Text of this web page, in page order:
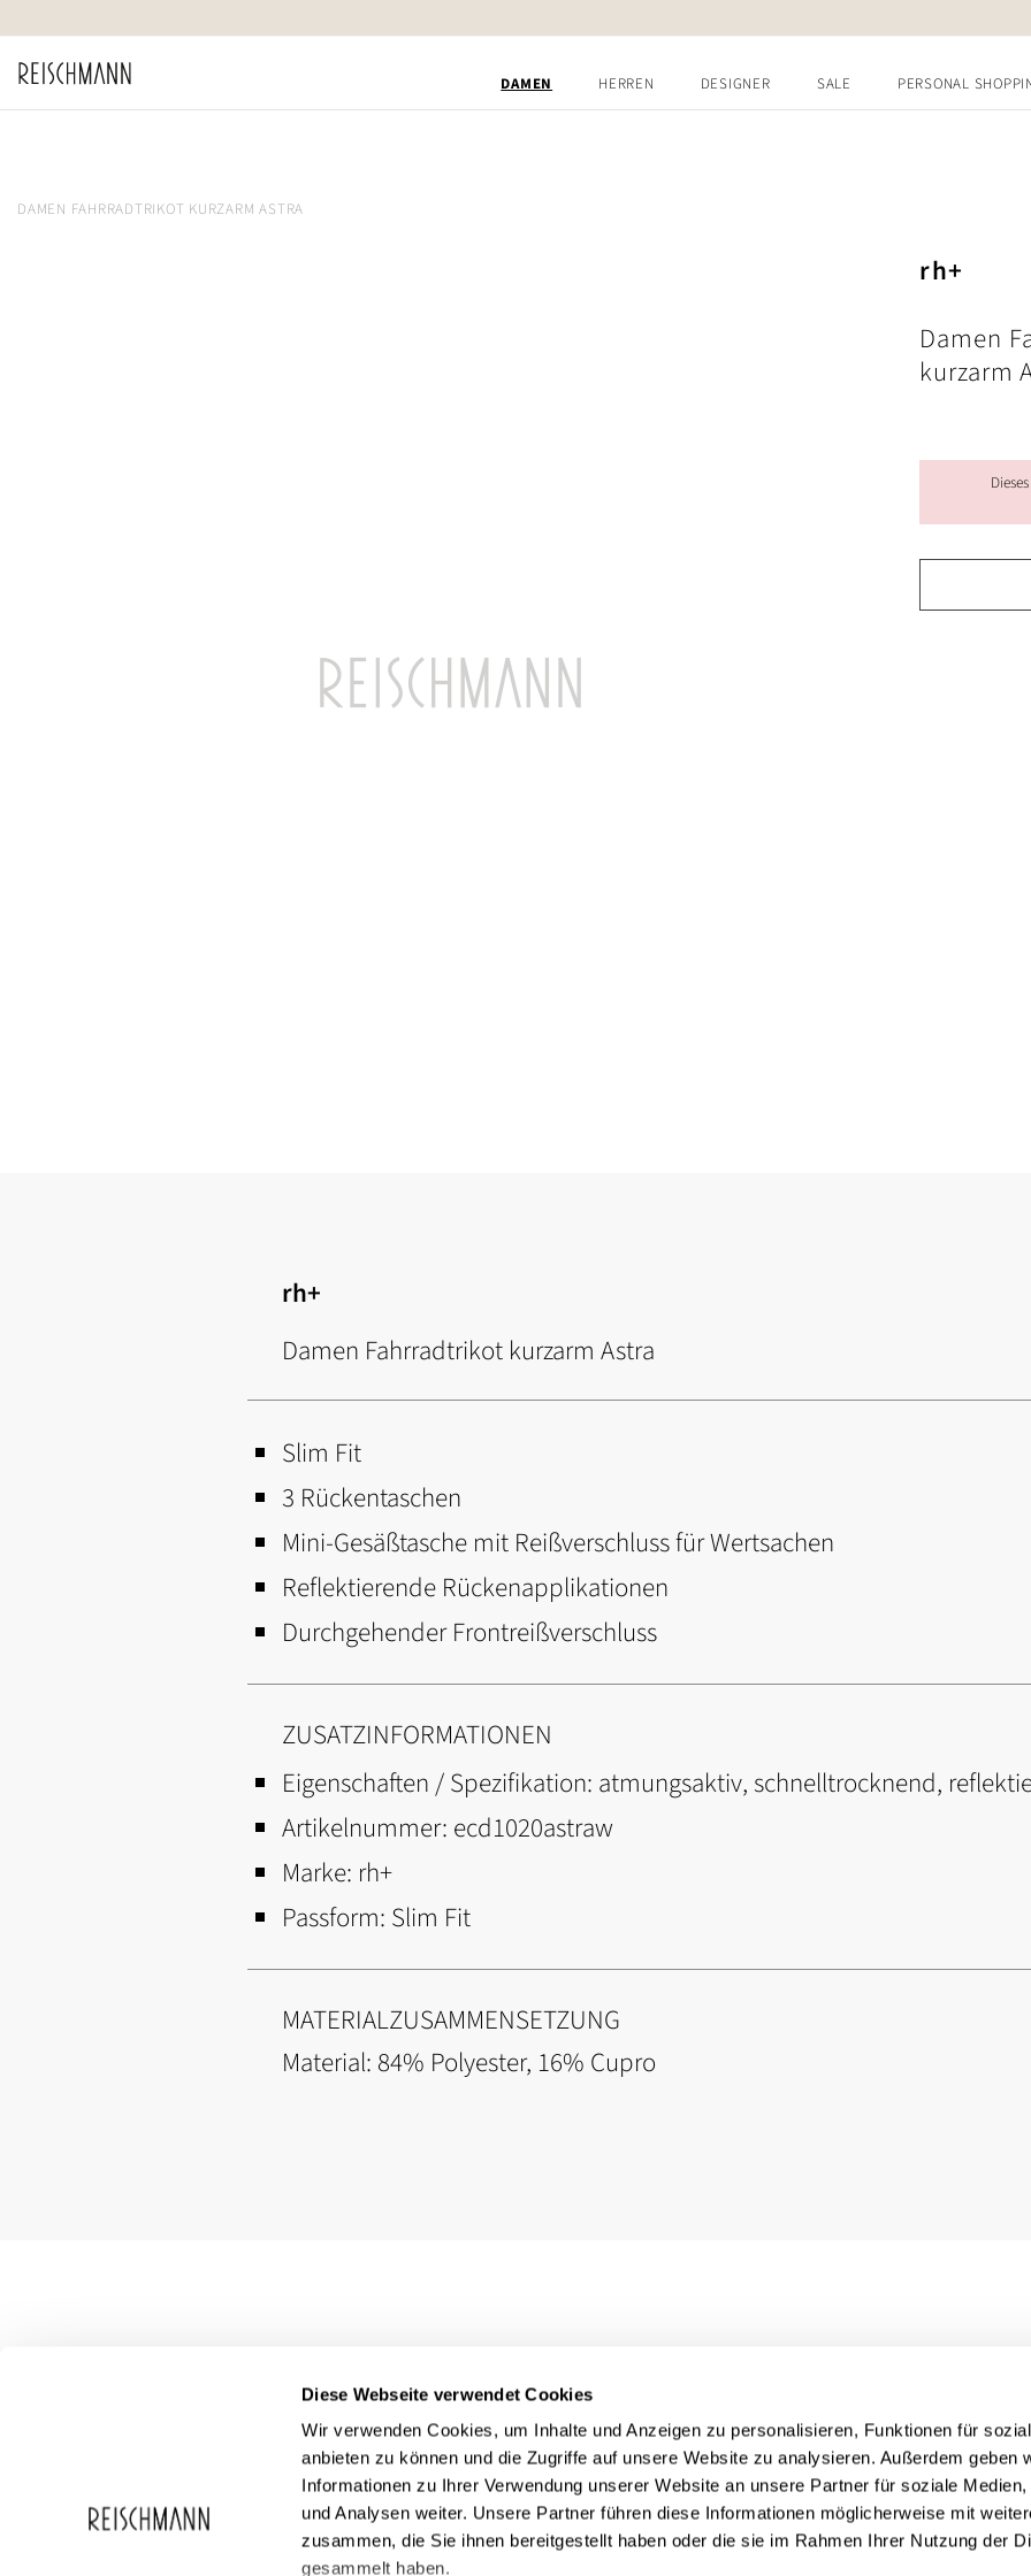
Diese Webseite verwendet Cookies
Wir verwenden Cookies, um Inhalte und Anzeigen zu personalisieren, Funktionen für
anbieten zu können und die Zugriffe auf unsere Website zu analysieren. Außerdem geben
Informationen zu Ihrer Verwendung unserer Website an unsere Partner für soziale Medien,
und Analysen weiter. Unsere Partner führen diese Informationen möglicherweise mit
zusammen, die Sie ihnen bereitgestellt haben oder die sie im Rahmen Ihrer Nutzung der
gesammelt haben.
Inhalt
springen
DAMEN HERREN DESIGNER SALE PERSONAL
DAMEN FAHRRADTRIKOT KURZARM ASTRA
rh+
Damen
kurzarm
rh+
Damen Fahrradtrikot kurzarm Astra
Slim Fit
3 Rückentaschen
Mini-Gesäßtasche mit Reißverschluss für Wertsachen
Reflektierende Rückenapplikationen
Durchgehender Frontreißverschluss
ZUSATZINFORMATIONEN
Eigenschaften / Spezifikation: atmungsaktiv, schnelltrocknend,
Artikelnummer: ecd1020astraw
Marke: rh+
Passform: Slim Fit
MATERIALZUSAMMENSETZUNG
Material: 84% Polyester, 16% Cupro
Reischmann